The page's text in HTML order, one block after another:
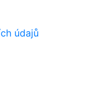
údajů